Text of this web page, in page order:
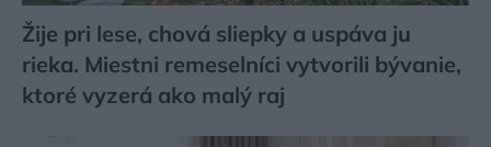
Žije pri lese, chová sliepky a uspáva ju
rieka. Miestni remeselníci vytvorili bývanie,
ktoré vyzerá ako malý raj